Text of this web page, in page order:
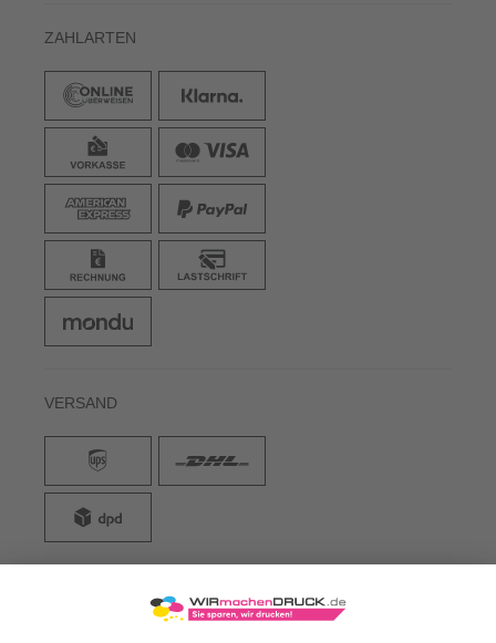
ZAHLARTEN
VERSAND
WIRmachenDRUCK GmbH